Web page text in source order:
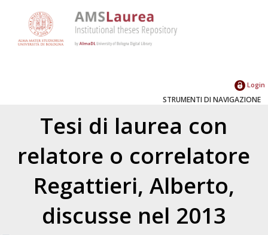
Login
STRUMENTI DI NAVIGAZIONE
Tesi di laurea con
relatore o correlatore
Regattieri, Alberto,
discusse nel 2013